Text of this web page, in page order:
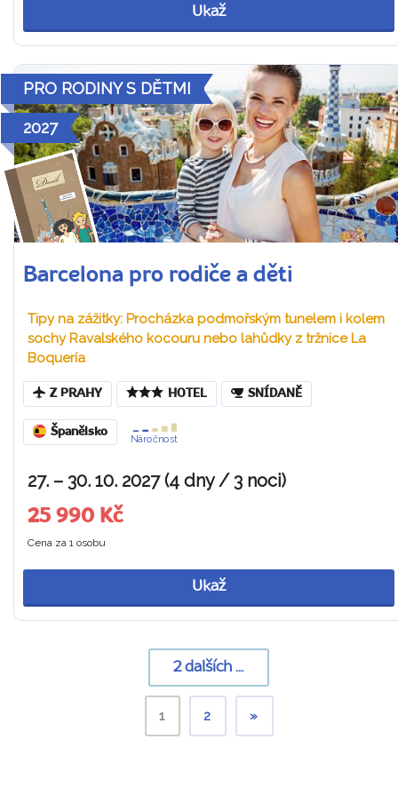
Ukaž
PRO RODINY S DĚTMI
2027
Barcelona pro rodiče a děti
Tipy na zážitky: Procházka podmořským tunelem i kolem
sochy Ravalského kocouru nebo lahůdky z tržnice La
Boquería
Z PRAHY HOTEL SNÍDANĚ
Španělsko
Náročnost
27. – 30. 10. 2027 (4 dny / 3 noci)
25 990 Kč
Cena za 1 osobu
Ukaž
2dalších ...
1 2 »